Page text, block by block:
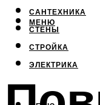
САНТЕХНИКА
СТЕНЫ
СТРОЙКА
ЭЛЕКТРИКА
МЕНЮ